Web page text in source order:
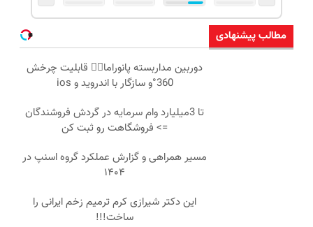
مطالب پیشنهادی
دوربین مداربسته پانوراما👈🏻 قابلیت چرخش
360°و سازگار با اندروید و ios
تا 3میلیارد وام سرمایه در گردش فروشندگان
=> فروشگاهت رو ثبت کن
مسیر همراهی و گزارش عملکرد گروه اسنپ در
۱۴۰۴
این دکتر شیرازی کرم ترمیم زخم ایرانی را
ساخت!!!